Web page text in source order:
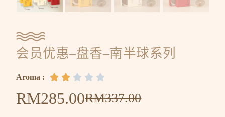
会员优惠–盘香–南半球系列
Aroma :     
RM337.00
RM285.00